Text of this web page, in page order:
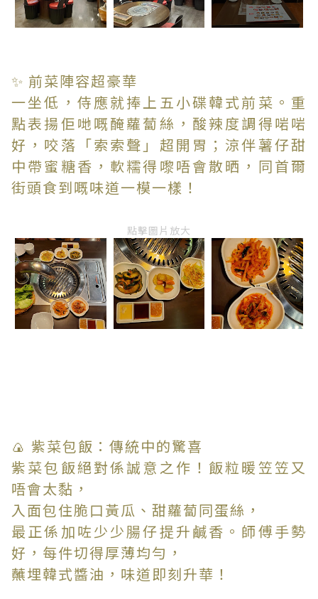
✨ 前菜陣容超豪華
一坐低，侍應就捧上五小碟韓式前菜。重
點表揚佢哋嘅醃蘿蔔絲，酸辣度調得啱啱
好，咬落「索索聲」超開胃；涼伴薯仔甜
中帶蜜糖香，軟糯得嚟唔會散晒，同首爾
街頭食到嘅味道一模一樣！
點擊圖片放大
🍙 紫菜包飯：傳統中的驚喜
紫菜包飯絕對係誠意之作！飯粒暖笠笠又
唔會太黏，
入面包住脆口黃瓜、甜蘿蔔同蛋絲，
最正係加咗少少腸仔提升鹹香。師傅手勢
好，每件切得厚薄均勻，
蘸埋韓式醬油，味道即刻升華！